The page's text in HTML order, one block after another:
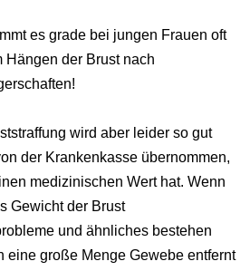
es grade bei jungen Frauen oft
Hängen der Brust nach
wird aber leider so gut
der Krankenkasse übernommen,
medizinischen Wert hat. Wenn
Gewicht der Brust
und ähnliches bestehen
eine große Menge Gewebe entfernt